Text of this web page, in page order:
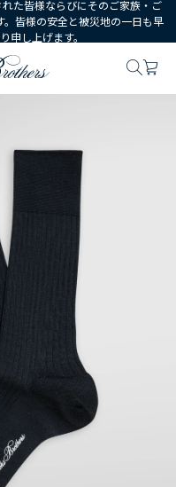
た皆様ならびにそのご家族・ご
皆様の安全と被災地の一日も早
申し上げます。
ソックス コットンブレ